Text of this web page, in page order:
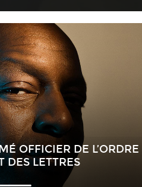
OFFICIER DE L’ORDRE
DES LETTRES